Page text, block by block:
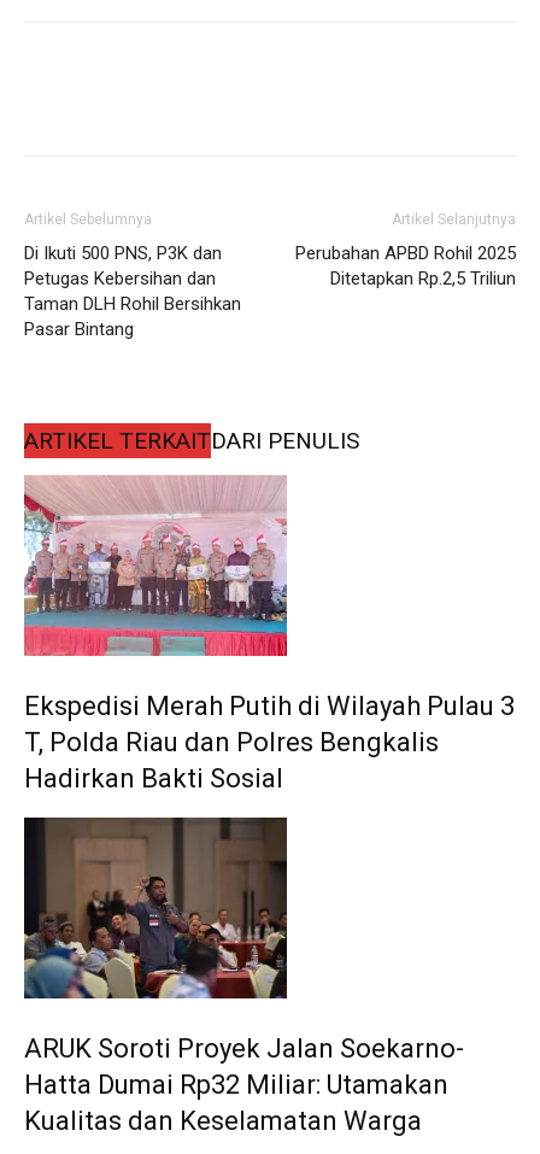
Artikel Sebelumnya
Di Ikuti 500 PNS, P3K dan
Petugas Kebersihan dan
Taman DLH Rohil Bersihkan
Pasar Bintang
Artikel Selanjutnya
Perubahan APBD Rohil 2025
Ditetapkan Rp.2,5 Triliun
ARTIKEL TERKAITDARI PENULIS
Ekspedisi Merah Putih di Wilayah Pulau 3
T, Polda Riau dan Polres Bengkalis
Hadirkan Bakti Sosial
ARUK Soroti Proyek Jalan Soekarno-
Hatta Dumai Rp32 Miliar: Utamakan
Kualitas dan Keselamatan Warga